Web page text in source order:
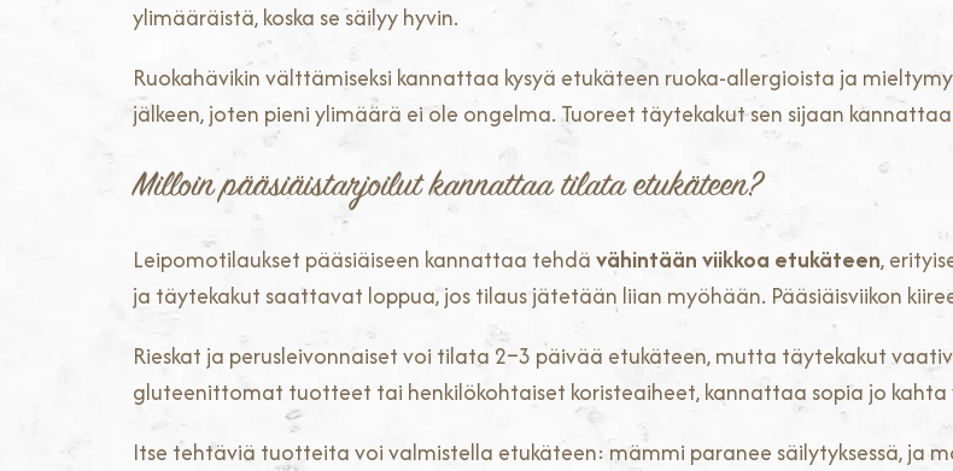
ylimääräistä, koska se säilyy hyvin.
Ruokahävikin välttämiseksi kannattaa kysyä etukäteen ruoka-allergioista ja
jälkeen, joten pieni ylimäärä ei ole ongelma. Tuoreet täytekakut sen sijaan
Milloin pääsiäistarjoilut kannattaa tilata etukäteen?
Leipomotilaukset pääsiäiseen kannattaa tehdävähintään viikkoa etukäteen,
ja täytekakut saattavat loppua, jos tilaus jätetään liian myöhään. Pääsiäisviikon
Rieskat ja perusleivonnaiset voi tilata 2–3 päivää etukäteen, mutta täytekakut
gluteenittomat tuotteet tai henkilökohtaiset koristeaiheet, kannattaa sopia jo kahta
Itse tehtäviä tuotteita voi valmistella etukäteen: mämmi paranee säilytyksessä, ja